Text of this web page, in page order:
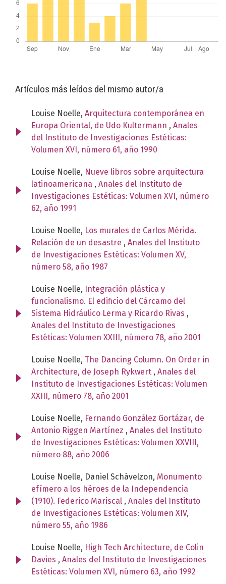
Artículos más leídos del mismo autor/a
Louise Noelle, Arquitectura contemporánea en
Europa Oriental, de Udo Kultermann , Anales
del Instituto de Investigaciones Estéticas:
Volumen XVI, número 61, año 1990
Louise Noelle, Nueve libros sobre arquitectura
latinoamericana , Anales del Instituto de
Investigaciones Estéticas: Volumen XVI, número
62, año 1991
Louise Noelle, Los murales de Carlos Mérida.
Relación de un desastre , Anales del Instituto
de Investigaciones Estéticas: Volumen XV,
número 58, año 1987
Louise Noelle, Integración plástica y
funcionalismo. El edificio del Cárcamo del
Sistema Hidráulico Lerma y Ricardo Rivas ,
Anales del Instituto de Investigaciones
Estéticas: Volumen XXIII, número 78, año 2001
Louise Noelle, The Dancing Column. On Order in
Architecture, de Joseph Rykwert , Anales del
Instituto de Investigaciones Estéticas: Volumen
XXIII, número 78, año 2001
Louise Noelle, Fernando González Gortázar, de
Antonio Riggen Martínez , Anales del Instituto
de Investigaciones Estéticas: Volumen XXVIII,
número 88, año 2006
Louise Noelle, Daniel Schávelzon, Monumento
efímero a los héroes de la Independencia
(1910). Federico Mariscal , Anales del Instituto
de Investigaciones Estéticas: Volumen XIV,
número 55, año 1986
Louise Noelle, High Tech Architecture, de Colin
Davies , Anales del Instituto de Investigaciones
Estéticas: Volumen XVI, número 63, año 1992